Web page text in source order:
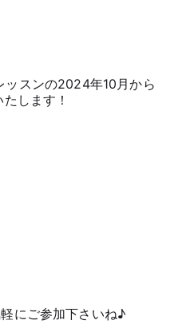
ッスンの2024年10月から
します！
にご参加下さいね♪